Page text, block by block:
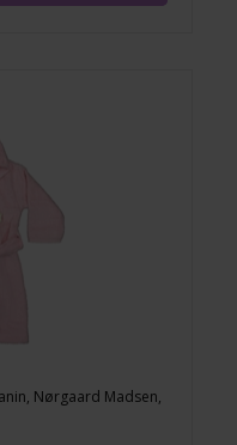
Nørgaard Madsen,